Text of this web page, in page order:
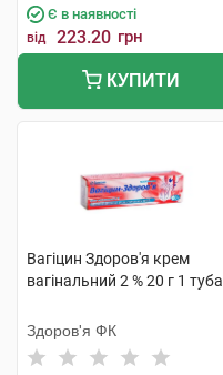
Є в наявності
від 223.20 грн
КУПИТИ
Вагіцин Здоров'я крем
вагінальний 2 % 20 г 1 туба
Здоров'я ФК